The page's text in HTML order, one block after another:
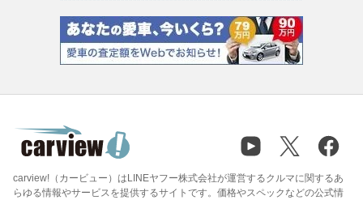
carview!（カービュー）はLINEヤフー株式会社が運営するクルマに関するあ
らゆる情報やサービスを提供するサイトです。価格やスペックなどの公式情